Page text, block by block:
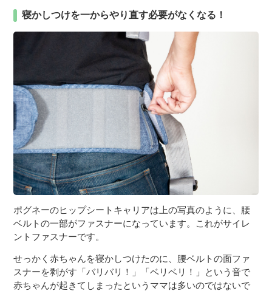
寝かしつけを一からやり直す必要がなくなる！
ポグネーのヒップシートキャリアは上の写真のように、腰
ベルトの一部がファスナーになっています。これがサイレ
ントファスナーです。
せっかく赤ちゃんを寝かしつけたのに、腰ベルトの面ファ
スナーを剥がす「バリバリ！」「ベリベリ！」という音で
赤ちゃんが起きてしまったというママは多いのではないで